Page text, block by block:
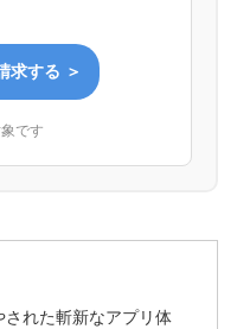
求する ＞
です
れた斬新なアプリ体